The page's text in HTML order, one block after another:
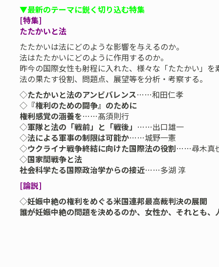
▼最新のテーマに鋭く切り込む特集
[特集]
たたかいと法
たたかいは法にどのような影響を与えるのか。
法はたたかいにどのように作用するのか。
昨今の国際女性も射程に入れた、様々な「たたかい」を
法の果たす役割、問題点、展望等を分析・考察する。
◇たたかいと法のアンビバレンス……和田仁孝
◇ 『権利のための闘争』のために
――権利感覚の涵養を……髙須則行
◇軍隊と法の「戦前」と「戦後」 ……出口雄一
◇法による軍事の制限は可能か……城野一憲
◇ウクライナ戦争終結に向けた国際法の役割……尋木真
◇国家間戦争と法
――社会科学たる国際政治学からの接近……多湖 淳
[論説]
◇妊娠中絶の権利をめぐる米国連邦最高裁判決の展開
――誰が妊娠中絶の問題を決めるのか、女性か、それとも、